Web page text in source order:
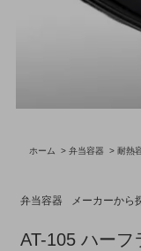
ホーム >弁当容器 >耐熱
弁当容器 メーカーから
AT-105 ハー